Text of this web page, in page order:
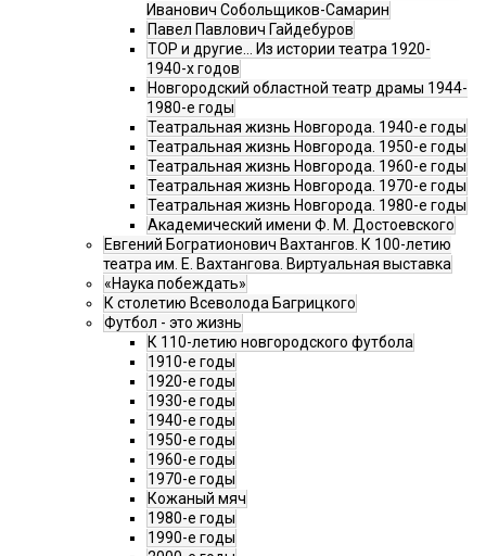
Иванович Собольщиков-Самарин
Павел Павлович Гайдебуров
ТОР и другие… Из истории театра 1920-
1940-х годов
Новгородский областной театр драмы 1944-
1980-е годы
Театральная жизнь Новгорода. 1940-е годы
Театральная жизнь Новгорода. 1950-е годы
Театральная жизнь Новгорода. 1960-е годы
Театральная жизнь Новгорода. 1970-е годы
Театральная жизнь Новгорода. 1980-е годы
Академический имени Ф. М. Достоевского
Евгений Богратионович Вахтангов. К 100-летию
театра им. Е. Вахтангова. Виртуальная выставка
«Наука побеждать»
К столетию Всеволода Багрицкого
Футбол - это жизнь
К 110-летию новгородского футбола
1910-е годы
1920-е годы
1930-е годы
1940-е годы
1950-е годы
1960-е годы
1970-е годы
Кожаный мяч
1980-е годы
1990-е годы